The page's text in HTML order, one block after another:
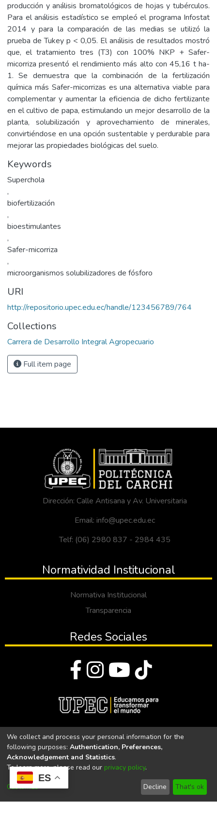
ES
producción y análisis bromatológicos de hojas y tubérculos.
Para el análisis estadístico se empleó el programa Infostat
2014 y para la comparación de las medias se utilizó la
prueba de Tukey p < 0,05. El análisis de resultados mostró
que, el tratamiento tres (T3) con 100% NKP + Safer-
micorriza presentó el rendimiento más alto con 45,16 t ha-
1. Se demuestra que la combinación de la fertilización
química más Safer-micorrizas es una alternativa viable para
complementar y aumentar la eficiencia de dicho fertilizante
en el cultivo de papa, estimulando un mejor desarrollo de la
planta, solubilización y aprovechamiento de minerales,
convirtiéndose en una opción sustentable y perdurable para
mejorar las propiedades biológicas del suelo.
Keywords
Superchola
,
biofertilización
,
bioestimulantes
,
Safer-micorriza
,
microorganismos solubilizadores de fósforo
URI
http://repositorio.upec.edu.ec/handle/123456789/764
Collections
Carrera de Desarrollo Integral Agropecuario
Full item page
Dirección: Calle Antisana y Av. Universitaria
Email: info@upec.edu.ec
Telf: (06) 2980 837 - 2984 435
Normatividad Institucional
Normativa Institucional
Transparencia
Redes Sociales
Universidad Politécnica Estatal del Carchi
Universidad Politécnica Estatal del Carchi | Acreditada por el
CACES Resolución N°. 160-SE-33-CACES-2020
We collect and process your personal information for the
following purposes: Authentication, Preferences,
Acknowledgement and Statistics.
To learn more, please read our privacy policy.
Customize Decline That's ok